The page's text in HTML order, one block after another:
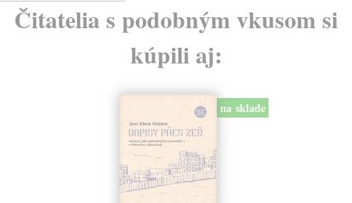
Čitatelia s podobným vkusom si
kúpili aj:
na sklade